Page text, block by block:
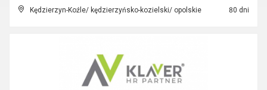
Kędzierzyn-Koźle/ kędzierzyńsko-kozielski/ opolskie 80 dni